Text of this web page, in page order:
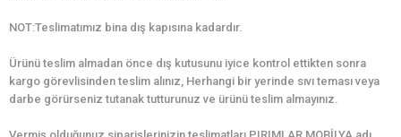
NOT:Teslimatımız bina dış kapısına kadardır.
Ürünü teslim almadan önce dış kutusunu iyice kontrol ettikten sonra
kargo görevlisinden teslim alınız, Herhangi bir yerinde sıvı teması veya
darbe görürseniz tutanak tutturunuz ve ürünü teslim almayınız.